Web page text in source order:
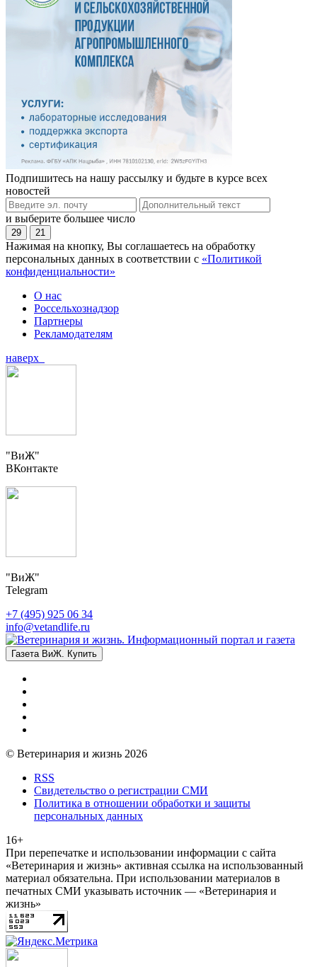
Подпишитесь на нашу рассылку и будьте в курсе всех
новостей
и выберите большее число
29 21
Нажимая на кнопку, Вы соглашаетесь на обработку
персональных данных в соответствии с «Политикой
конфиденциальности»
О нас
Россельхознадзор
Партнеры
Рекламодателям
наверх
"ВиЖ"
ВКонтакте
"ВиЖ"
Telegram
+7 (495) 925 06 34
info@vetandlife.ru
Газета ВиЖ. Купить
© Ветеринария и жизнь 2026
RSS
Свидетельство о регистрации СМИ
Политика в отношении обработки и защиты
персональных данных
16+
При перепечатке и использовании информации с сайта
«Ветеринария и жизнь» активная ссылка на использованный
материал обязательна. При использовании материалов в
печатных СМИ указывать источник — «Ветеринария и
жизнь»